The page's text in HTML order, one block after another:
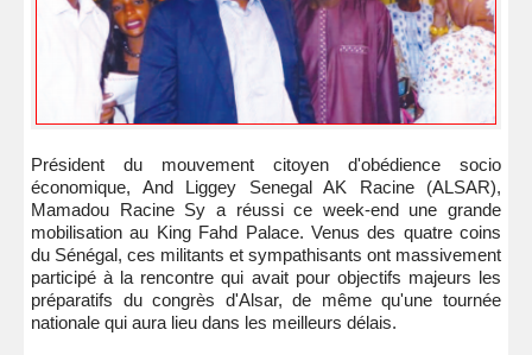
Président du mouvement citoyen d'obédience socio
économique, And Liggey Senegal AK Racine (ALSAR),
Mamadou Racine Sy a réussi ce week-end une grande
mobilisation au King Fahd Palace. Venus des quatre coins
du Sénégal, ces militants et sympathisants ont massivement
participé à la rencontre qui avait pour objectifs majeurs les
préparatifs du congrès d'Alsar, de même qu'une tournée
nationale qui aura lieu dans les meilleurs délais.